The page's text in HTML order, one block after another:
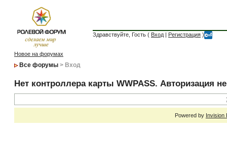
Здравствуйте, Гость ( Вход | Регистрация )
Новое на форумах
Все форумы > Вход
Нет контроллера карты WWPASS. Авторизация
Powered by Invision